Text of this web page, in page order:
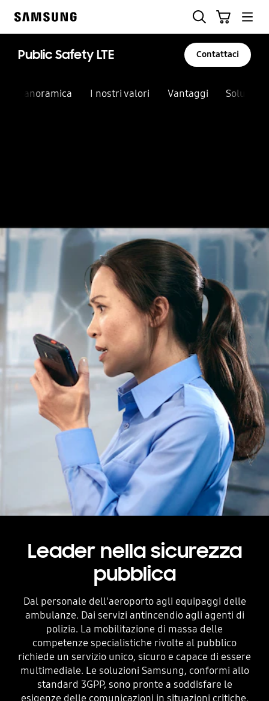
Public Safety LTE Contattaci
Panoramica I nostri valori Vantaggi
Leader nella sicurezza
pubblica
Dal personale dell'aeroporto agli equipaggi delle
ambulanze. Dai servizi antincendio agli agenti di
polizia. La mobilitazione di massa delle
competenze specialistiche rivolte al pubblico
richiede un servizio unico, sicuro e capace di essere
multimediale. Le soluzioni Samsung, conformi allo
standard 3GPP, sono pronte a soddisfare le
esigenze delle comunicazioni in situazioni critiche.